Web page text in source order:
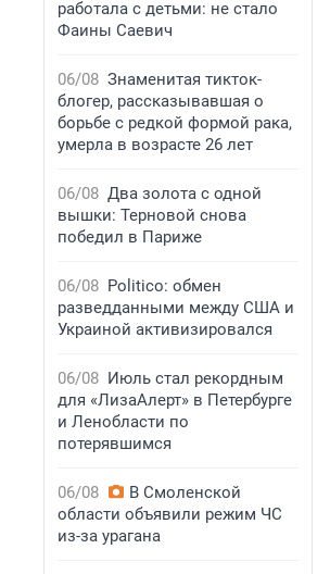
работала с детьми: не стало
Фаины Саевич
06/08 Знаменитая тикток-
блогер, рассказывавшая о
борьбе с редкой формой рака,
умерла в возрасте 26 лет
06/08 Два золота с одной
вышки: Терновой снова
победил в Париже
06/08 Politico: обмен
разведданными между США и
Украиной активизировался
06/08 Июль стал рекордным
для «ЛизаАлерт» в Петербурге
и Ленобласти по
потерявшимся
06/08
В Смоленской
области объявили режим ЧС
из-за урагана